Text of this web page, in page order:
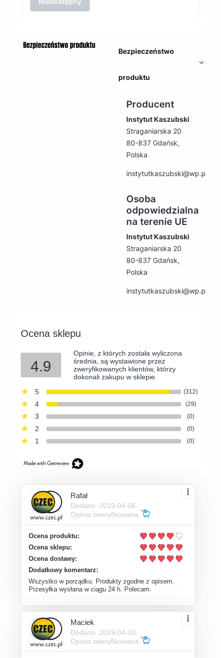
Bezpieczeństwo
produktu
Producent
Instytut Kaszubski
Straganiarska 20
80-837 Gdańsk,
Polska
instytutkaszubski@wp.pl
Osoba
odpowiedzialna
na terenie UE
Instytut Kaszubski
Straganiarska 20
80-837 Gdańsk,
Polska
instytutkaszubski@wp.pl
Ocena sklepu
4.9
Opinie, z których została wyliczona
średnia, są wystawione przez
zweryfikowanych klientów, którzy
dokonali zakupu w sklepie.
5
(312)
4 (29)
3 (0)
2 (0)
1 (0)
Rafał
Dodano: 2019-04-06
Opinia zweryfikowana
Ocena produktu:
Ocena sklepu:
Ocena dostawy:
Dodatkowy komentarz:
Wszystko w porządku. Produkty zgodne z opisem.
Przesyłka wysłana w ciągu 24 h. Polecam.
Maciek
Dodano: 2019-04-10
Opinia zweryfikowana